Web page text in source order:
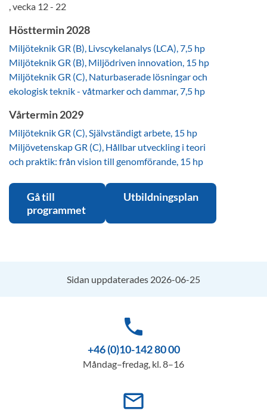
, vecka 12 - 22
Hösttermin 2028
Miljöteknik GR (B), Livscykelanalys (LCA), 7,5 hp
Miljöteknik GR (B), Miljödriven innovation, 15 hp
Miljöteknik GR (C), Naturbaserade lösningar och
ekologisk teknik - våtmarker och dammar, 7,5 hp
Vårtermin 2029
Miljöteknik GR (C), Självständigt arbete, 15 hp
Miljövetenskap GR (C), Hållbar utveckling i teori
och praktik: från vision till genomförande, 15 hp
Gå till
programmet
Utbildningsplan
Sidan uppdaterades 2026-06-25
phone
+46 (0)10-142 80 00
Måndag–fredag, kl. 8–16
mail_outline